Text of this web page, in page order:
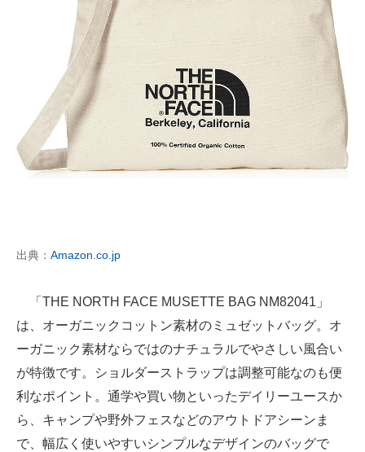
出典： Amazon.co.jp
「THE NORTH FACE MUSETTE BAG NM82041」
は、オーガニックコットン素材のミュゼットバッグ。オ
ーガニック素材ならではのナチュラルでやさしい風合い
が特徴です。ショルダーストラップは調整可能なのも便
利なポイント。通学や買い物といったデイリーユースか
ら、キャンプや野外フェスなどのアウトドアシーンま
で、幅広く使いやすいシンプルなデザインのバッグで